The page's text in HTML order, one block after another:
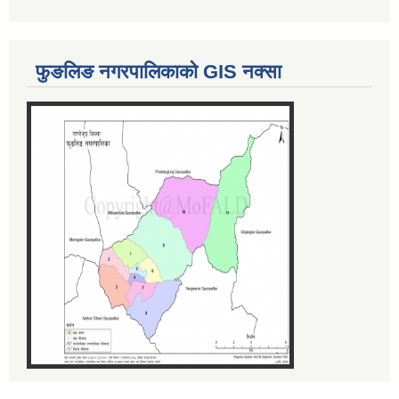
फुङलिङ नगरपालिकाको GIS नक्सा